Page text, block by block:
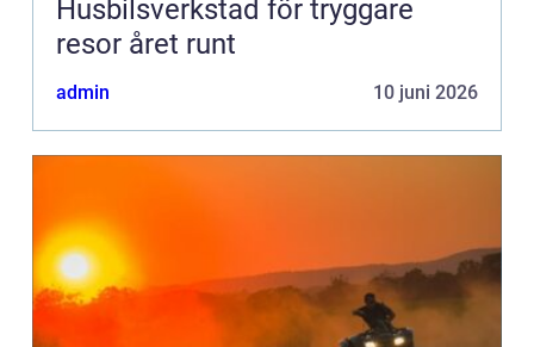
Husbilsverkstad för tryggare
resor året runt
admin 10 juni 2026